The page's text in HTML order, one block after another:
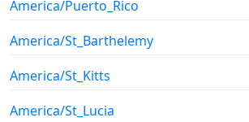
America/Puerto_Rico
America/St_Barthelemy
America/St_Kitts
America/St_Lucia